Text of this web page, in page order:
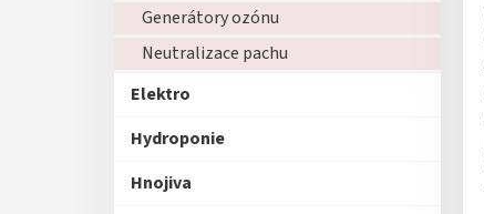
Generátory ozónu
Neutralizace pachu
Elektro
Hydroponie
Hnojiva